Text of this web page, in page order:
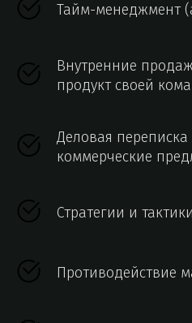
Тайм-менеджмент
Внутренние
продукт своей
Деловая
коммерческие
Стратегии и
Противодействие